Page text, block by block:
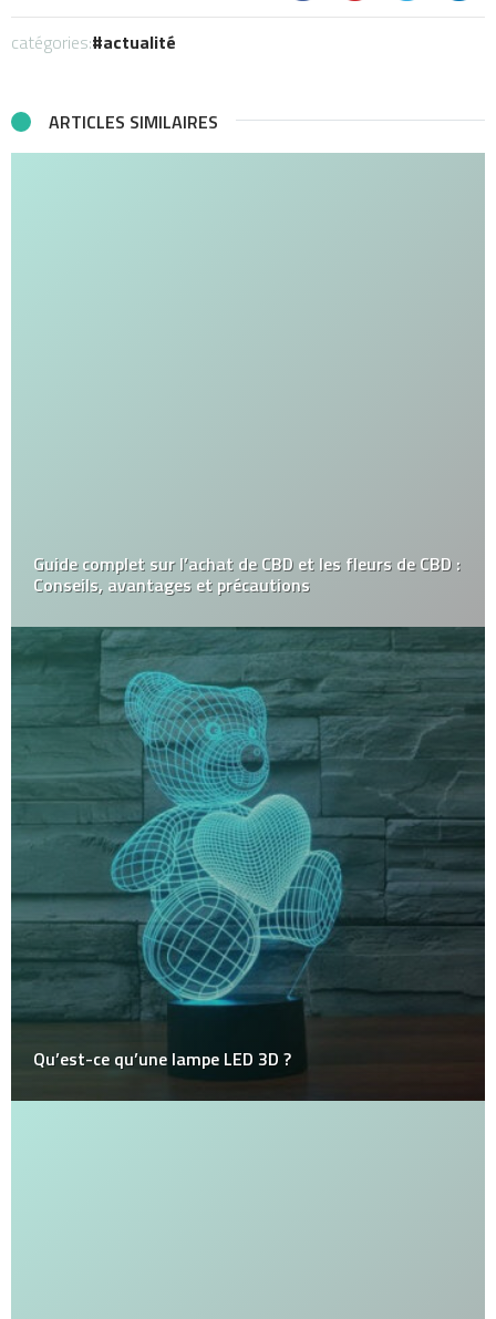
catégories: actualité
ARTICLES SIMILAIRES
Guide complet sur l’achat de CBD et les fleurs de CBD :
Conseils, avantages et précautions
Qu’est-ce qu’une lampe LED 3D ?